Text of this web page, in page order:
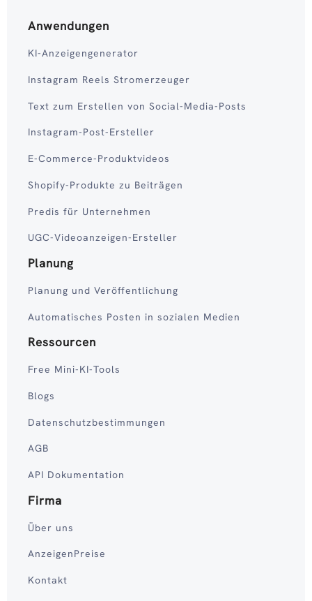
Anwendungen
KI-Anzeigengenerator
Instagram Reels Stromerzeuger
Text zum Erstellen von Social-Media-Posts
Instagram-Post-Ersteller
E-Commerce-Produktvideos
Shopify-Produkte zu Beiträgen
Predis für Unternehmen
UGC-Videoanzeigen-Ersteller
Planung
Planung und Veröffentlichung
Automatisches Posten in sozialen Medien
Ressourcen
Free Mini-KI-Tools
Blogs
Datenschutzbestimmungen
AGB
API Dokumentation
Firma
Über uns
AnzeigenPreise
Kontakt